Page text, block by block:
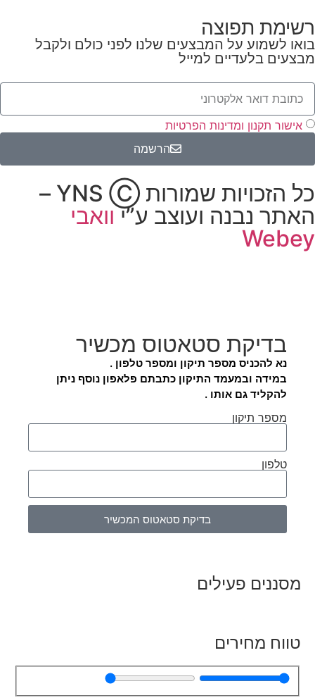
רשימת תפוצה
בואו לשמוע על המבצעים שלנו לפני כולם ולקבל
מבצעים בלעדיים למייל
אישור תקנון ומדינות הפרטיות
הרשמה
כל הזכויות שמורות YNS Ⓒ –
האתר נבנה ועוצב ע”יוואבי
Webey
בדיקת סטאטוס מכשיר
נא להכניס מספר תיקון ומספר טלפון .
במידה ובמעמד התיקון כתבתם פלאפון נוסף ניתן
להקליד גם אותו .
מספר תיקון
טלפון
בדיקת סטאטוס המכשיר
מסננים פעילים
טווח מחירים